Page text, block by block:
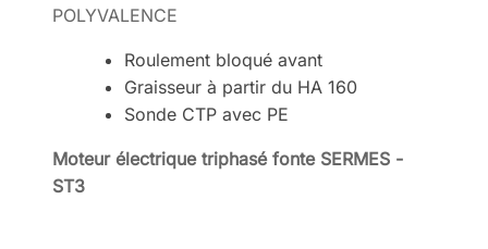
POLYVALENCE
Roulement bloqué avant
Graisseur à partir du HA 160
Sonde CTP avec PE
Moteur électrique triphasé fonte SERMES -
ST3